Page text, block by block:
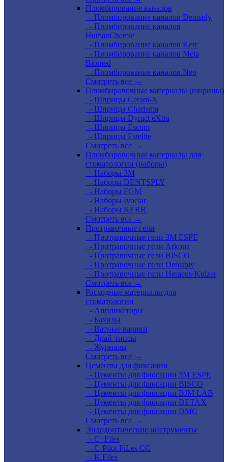
Пломбирование каналов
- Пломбирование каналов Dentsply
- Пломбирование каналов
HumanChemie
- Пломбирование каналов Kerr
- Пломбирование каналов Meta
Biomed
- Пломбирование каналов Neo
Смотреть все →
Пломбировочные материалы (шприцы)
- Шприцы Ceram-X
- Шприцы Charisma
- Шприцы Dyract eXtra
- Шприцы Escom
- Шприцы Estelite
Смотреть все →
Пломбировочные материалы для
стоматологии (наборы)
- Наборы 3М
- Наборы DENTSPLY
- Наборы FGM
- Наборы Ivoclar
- Наборы KERR
Смотреть все →
Протравочные гели
- Протравочные гели 3М ESPE
- Протравочные гели Arkona
- Протравочные гели BISCO
- Протравочные гели Dentsply
- Протравочные гели Heraeus-Kulzer
Смотреть все →
Расходные материалы для
стоматологии
- Аппликаторы
- Бахилы
- Ватные валики
- Драй-типсы
- Журналы
Смотреть все →
Цементы для фиксации
- Цементы для фиксации 3M ESPE
- Цементы для фиксации BISCO
- Цементы для фиксации BJM LAB
- Цементы для фиксации DETAX
- Цементы для фиксации DMG
Смотреть все →
Эндодонтические инструменты
- C+Files
- C-Pilot FiLes CC
- K.Files